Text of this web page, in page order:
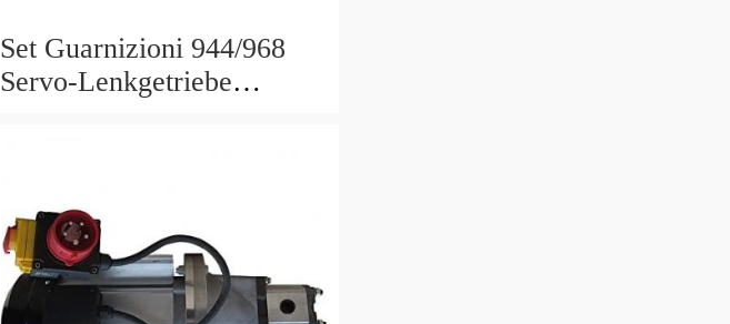
Set Guarnizioni 944/968
Servo-Lenkgetriebe